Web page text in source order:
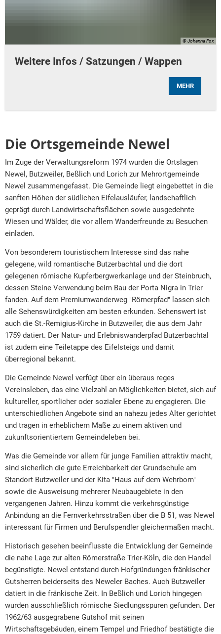
© Johanna Fox
Weitere Infos / Satzungen / Wappen
MEHR
Die Ortsgemeinde Newel
Im Zuge der Verwaltungsreform 1974 wurden die Ortslagen
Newel, Butzweiler, Beßlich und Lorich zur Mehrortgemeinde
Newel zusammengefasst. Die Gemeinde liegt eingebettet in die
sanften Höhen der südlichen Eifelausläufer, landschaftlich
geprägt durch Landwirtschaftsflächen sowie ausgedehnte
Wiesen und Wälder, die vor allem Wanderfreunde zu Besuchen
einladen.
Von besonderem touristischem Interesse sind das nahe
gelegene, wild romantische Butzerbachtal und die dort
gelegenen römische Kupferbergwerkanlage und der Steinbruch,
dessen Steine Verwendung beim Bau der Porta Nigra in Trier
fanden. Auf dem Premiumwanderweg "Römerpfad" lassen sich
alle Sehenswürdigkeiten am besten erkunden. Sehenswert ist
auch die St.-Remigius-Kirche in Butzweiler, die aus dem Jahr
1759 datiert. Der Natur- und Erlebniswanderpfad Butzerbachtal
ist zudem eine Teiletappe des Eifelsteigs und damit
überregional bekannt.
Die Gemeinde Newel verfügt über ein überaus reges
Vereinsleben, das eine Vielzahl an Möglichkeiten bietet, sich auf
kultureller, sportlicher oder sozialer Ebene zu engagieren. Die
unterschiedlichen Angebote sind an nahezu jedes Alter gerichtet
und tragen in erheblichem Maße zu einem aktiven und
zukunftsorientiertem Gemeindeleben bei.
Was die Gemeinde vor allem für junge Familien attraktiv macht,
sind sicherlich die gute Erreichbarkeit der Grundschule am
Standort Butzweiler und der Kita "Haus auf dem Wehrborn"
sowie die Ausweisung mehrerer Neubaugebiete in den
vergangenen Jahren. Hinzu kommt die verkehrsgünstige
Anbindung an die Fernverkehrsstraßen über die B 51, was Newel
interessant für Firmen und Berufspendler gleichermaßen macht.
Historisch gesehen beeinflusste die Entwicklung der Gemeinde
die nahe Lage zur alten Römerstraße Trier-Köln, die den Handel
begünstigte. Newel entstand durch Hofgründungen fränkischer
Gutsherren beiderseits des Neweler Baches. Auch Butzweiler
datiert in die fränkische Zeit. In Beßlich und Lorich hingegen
wurden ausschließlich römische Siedlungsspuren gefunden. Der
1962/63 ausgegrabene Gutshof mit seinen
Wirtschaftsgebäuden, einem Tempel und Friedhof bestätigte die